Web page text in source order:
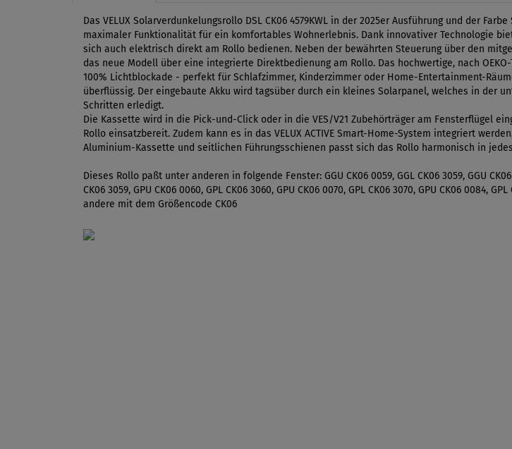
Das VELUX Solarverdunkelungsrollo DSL CK06 4579KWL in der 2025er Ausführung und der
maximaler Funktionalität für ein komfortables Wohnerlebnis. Dank innovativer Technologie
sich auch elektrisch direkt am Rollo bedienen. Neben der bewährten Steuerung über den
das neue Modell über eine integrierte Direktbedienung am Rollo. Das hochwertige, nach
100% Lichtblockade - perfekt für Schlafzimmer, Kinderzimmer oder Home-Entertainment-
überflüssig. Der eingebaute Akku wird tagsüber durch ein kleines Solarpanel, welches in der
Schritten erledigt.
Die Kassette wird in die Pick-und-Click oder in die VES/V21 Zubehörträger am Fensterflügel
Rollo einsatzbereit. Zudem kann es in das VELUX ACTIVE Smart-Home-System integriert
Aluminium-Kassette und seitlichen Führungsschienen passt sich das Rollo harmonisch in
Dieses Rollo paßt unter anderen in folgende Fenster: GGU CK06 0059, GGL CK06 3059, GGU CK06
CK06 3059, GPU CK06 0060, GPL CK06 3060, GPU CK06 0070, GPL CK06 3070, GPU CK06 0084,
andere mit dem Größencode CK06